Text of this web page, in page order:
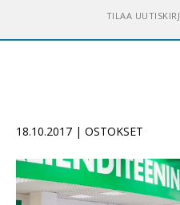
TILAA
18.10.2017 | OSTOKSET